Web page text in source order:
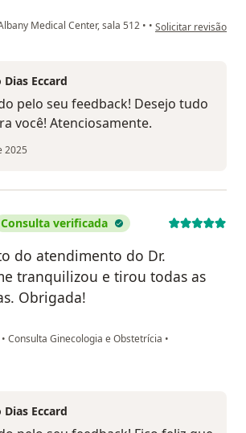
Medical Center, sala 512 • • na opinião do
Solicitar revisão
Eccard
pelo seu feedback! Desejo tudo
você! Atenciosamente.
2025
Consulta verificada
do atendimento do Dr.
tranquilizou e tirou todas as
Obrigada!
• Consulta Ginecologia e Obstetrícia •
Marianna
Eccard